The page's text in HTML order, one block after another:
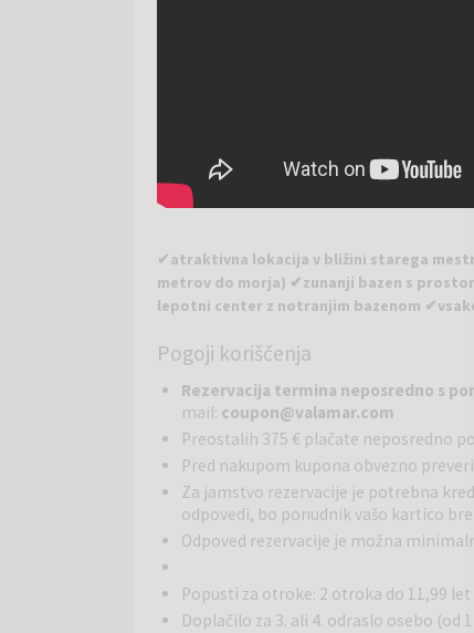
✔atraktivna lokacija v bližini starega
metrov do morja) ✔zunanji bazen s
lepotni center z notranjim bazenom
Za kraljevsko sproščanje tik ob starem
omogočil popoln oddih, dizajniran za odrasle.
številne druge izboljšane vsebine – Valamar
Po bogatem zajtrku se sprostite na ležalniku
centra. Vsi aktivni se lahko podate na jutranji
po urejenih kolesarskih stezah. Na voljo je tudi
Uživajte v zabavnem in aktivnem dopustu,
ne zamudite pa niti živahnega nočnega življenja
Pogoji koriščenja
Rezervacija termina neposredno s
mail: coupon@valamar.com
Preostalih 375 € plačate neposredno
Pred nakupom kupona obvezno
Za jamstvo rezervacije je potrebna
odpovedi, bo ponudnik vašo kartico
Odpoved rezervacije je možna
Popusti za otroke: 2 otroka do 11,99 let
Doplačilo za 3. ali 4. odraslo osebo (od